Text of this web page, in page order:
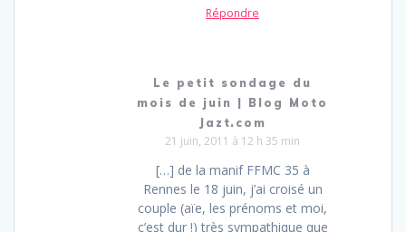
Répondre
Le petit sondage du
mois de juin | Blog Moto
Jazt.com
21 juin, 2011 à 12 h 35 min
[…] de la manif FFMC 35 à
Rennes le 18 juin, j’ai croisé un
couple (aïe, les prénoms et moi,
c’est dur !) très sympathique que